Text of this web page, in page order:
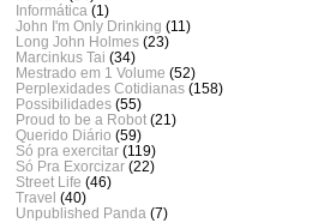
Informática (1)
John I'm Only Drinking (11)
Long John Holmes (23)
Marcinkus Tai (34)
Mestrado em 1 Volume (52)
Perplexidades Cotidianas (158)
Possibilidades (55)
Proud to be a Robot (21)
Querido Diário (59)
Só pra exercitar (119)
Só Pra Exorcizar (22)
Street Life (46)
Travel (40)
Unpublished Panda (7)